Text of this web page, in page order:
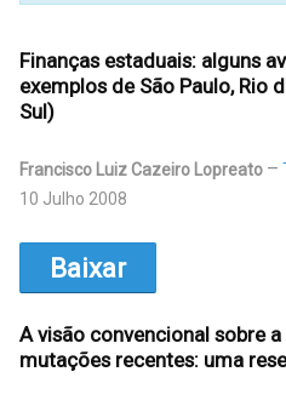
Finanças estaduais: alguns
exemplos de São Paulo, Rio
Sul)
Francisco Luiz Cazeiro Lopreato
10 Julho 2008
Baixar
A visão convencional sobre
mutações recentes: uma